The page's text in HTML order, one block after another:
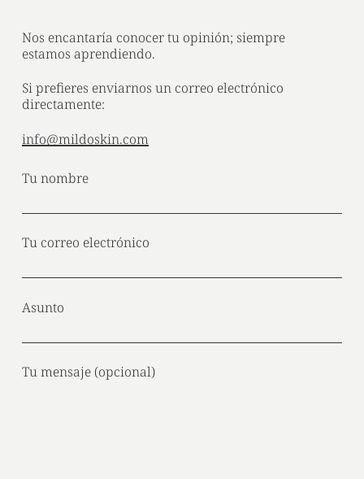
Nos encantaría conocer tu opinión; siempre
estamos aprendiendo.
Si prefieres enviarnos un correo electrónico
directamente:
info@mildoskin.com
Tu nombre
Tu correo electrónico
Asunto
Tu mensaje (opcional)